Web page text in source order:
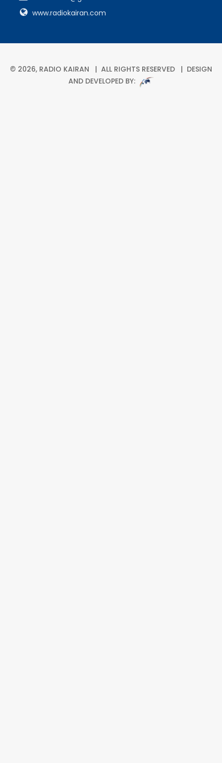
www.radiokairan.com
© 2026, RADIO KAIRAN | ALL RIGHTS RESERVED | DESIGN
AND DEVELOPED BY: